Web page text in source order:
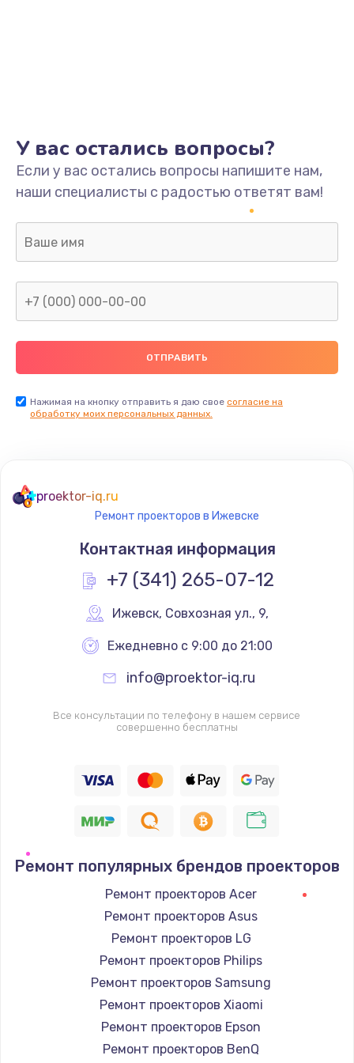
У вас остались вопросы?
Если у вас остались вопросы напишите нам,
наши специалисты с радостью ответят вам!
Нажимая на кнопку отправить я даю свое согласие на
обработку моих персональных данных.
proektor-iq.ru
Ремонт проекторов в Ижевске
Контактная информация
+7 (341) 265-07-12
Ижевск, Совхозная ул., 9,
Ежедневно с 9:00 до 21:00
info@proektor-iq.ru
Все консультации по телефону в нашем сервисе
совершенно бесплатны
Ремонт популярных брендов проекторов
Ремонт проекторов Acer
Ремонт проекторов Asus
Ремонт проекторов LG
Ремонт проекторов Philips
Ремонт проекторов Samsung
Ремонт проекторов Xiaomi
Ремонт проекторов Epson
Ремонт проекторов BenQ